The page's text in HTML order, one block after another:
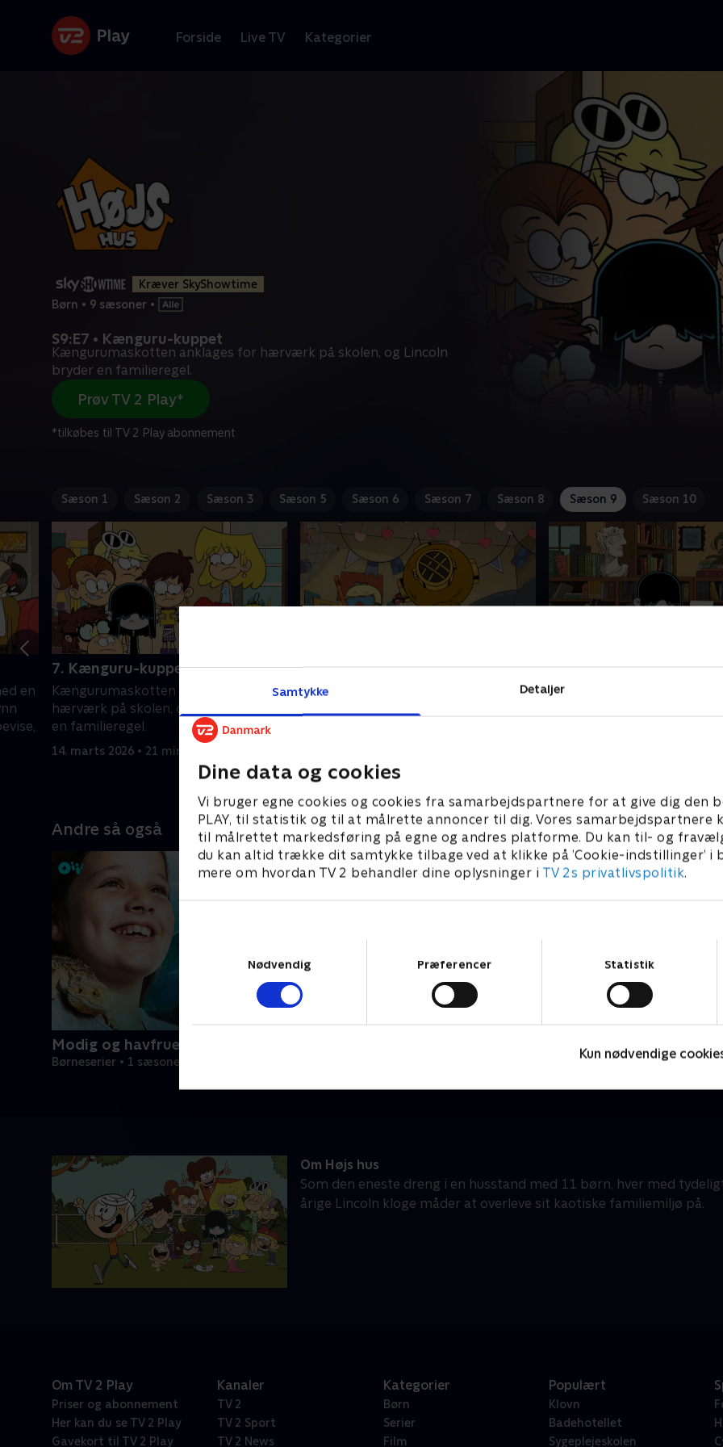
Samtykke Detaljer
Dine data og cookies
Vi bruger egne cookies og cookies fra samarbejdspartnere for at give dig den
PLAY, til statistik og til at målrette annoncer til dig. Vores samarbejdspartnere
til målrettet markedsføring på egne og andres platforme. Du kan til- og
du kan altid trække dit samtykke tilbage ved at klikke på ’Cookie-indstillinger’ i
mere om hvordan TV 2 behandler dine oplysninger i TV 2s privatlivspolitik.
Nødvendig
Præferencer Statistik
Kun nødvendige
Forside Live TV Kategorier
Kræver SkyShowtime
Børn • 9 sæsoner •
S9:E7 • Kænguru-kuppet
Kængurumaskotten anklages for hærværk på skolen, og Lincoln
bryder en familieregel.
Prøv TV 2 Play*
*tilkøbes til TV 2 Play abonnement
Sæson 1 Sæson 2 Sæson 3 Sæson 5 Sæson 6 Sæson 7 Sæson 8 Sæson 9 Sæson 10
en
7. Kænguru-kuppet
Kængurumaskotten anklages for
hærværk på skolen, og Lincoln bryder
en familieregel.
14. marts 2026 • 21 min
8. Skibskrise
Leni og Luna ødelægger bedstefars
Lance forsøger at knytte
Andre så også
Modig og havfruen
Børneserier • 1 sæsoner
Om Højs hus
Som den eneste dreng i en husstand med 11 børn, hver med
årige Lincoln kloge måder at overleve sit kaotiske familiemiljø på.
Om TV 2 Play
Priser og abonnement
Her kan du se TV 2 Play
Gavekort til TV 2 Play
Kanaler
TV 2
TV 2 Sport
TV 2 News
Kategorier
Børn
Serier
Film
Populært
Klovn
Badehotellet
Sygeplejeskolen